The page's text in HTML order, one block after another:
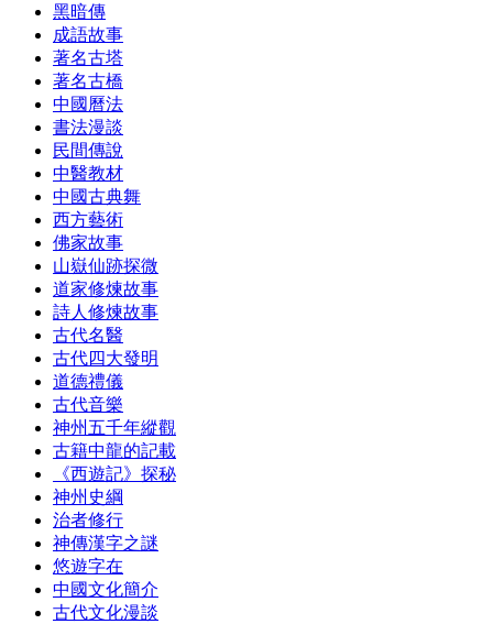
黑暗傳
成語故事
著名古塔
著名古橋
中國曆法
書法漫談
民間傳說
中醫教材
中國古典舞
西方藝術
佛家故事
山嶽仙跡探微
道家修煉故事
詩人修煉故事
古代名醫
古代四大發明
道德禮儀
古代音樂
神州五千年縱觀
古籍中龍的記載
《西遊記》探秘
神州史綱
治者修行
神傳漢字之謎
悠遊字在
中國文化簡介
古代文化漫談